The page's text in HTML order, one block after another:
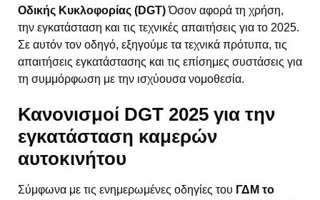
Οδικής Κυκλοφορίας (DGT)Όσον αφορά τη χρήση,
την εγκατάσταση και τις τεχνικές απαιτήσεις για το 2025.
Σε αυτόν τον οδηγό, εξηγούμε τα τεχνικά πρότυπα, τις
απαιτήσεις εγκατάστασης και τις επίσημες συστάσεις για
τη συμμόρφωση με την ισχύουσα νομοθεσία.
Κανονισμοί DGT 2025 για την
εγκατάσταση καμερών
αυτοκινήτου
Σύμφωνα με τις ενημερωμένες οδηγίες του ΓΔΜ το